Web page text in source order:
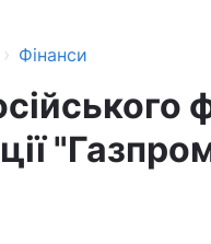
› Фінанси